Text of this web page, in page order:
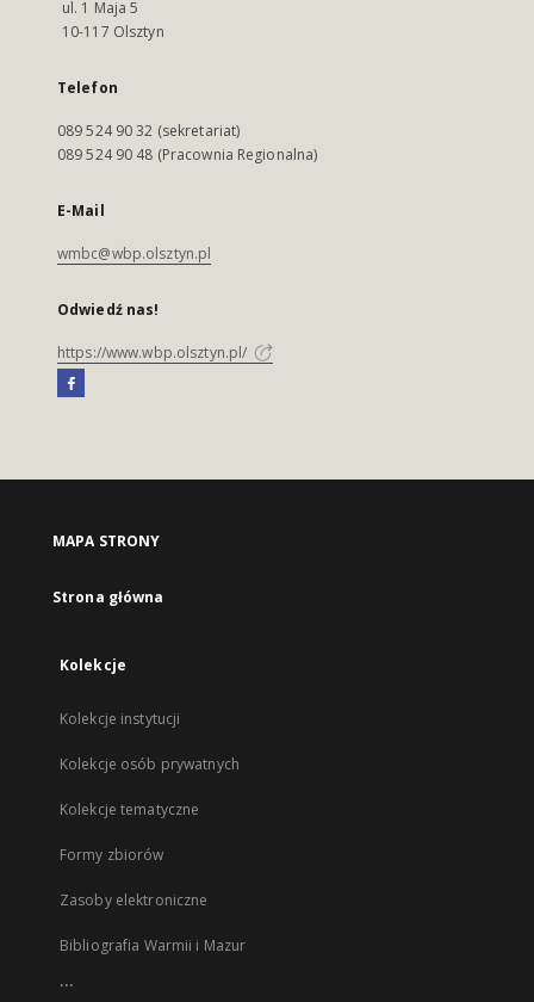
ul. 1 Maja 5
10-117 Olsztyn
Telefon
089 524 90 32 (sekretariat)
089 524 90 48 (Pracownia Regionalna)
E-Mail
wmbc@wbp.olsztyn.pl
Odwiedź nas!
https://www.wbp.olsztyn.pl/
MAPA STRONY
Strona główna
Kolekcje
Kolekcje instytucji
Kolekcje osób prywatnych
Kolekcje tematyczne
Formy zbiorów
Zasoby elektroniczne
Bibliografia Warmii i Mazur
...